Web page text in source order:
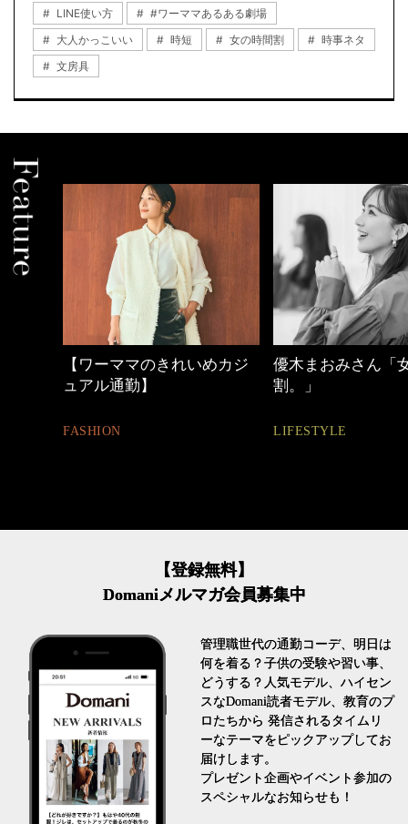
LINE使い方
#ワーママあるある劇場
大人かっこいい
時短 女の時間割
時事ネタ
文房具
【ワーママのきれいめカジ
ュアル通勤】
FASHION
優木まおみさん「
割。」
LIFESTYLE
【登録無料】
Domaniメルマガ会員募集中
管理職世代の通勤コーデ、明日は
何を着る？子供の受験や習い事、
どうする？人気モデル、ハイセン
スなDomani読者モデル、教育のプ
ロたちから 発信されるタイムリ
ーなテーマをピックアップしてお
届けします。
プレゼント企画やイベント参加の
スペシャルなお知らせも！